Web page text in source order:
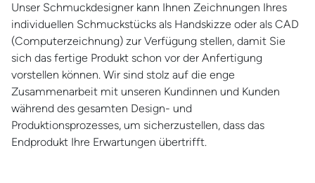
Unser Schmuckdesigner kann Ihnen Zeichnungen Ihres
individuellen Schmuckstücks als Handskizze oder als CAD
(Computerzeichnung) zur Verfügung stellen, damit Sie
sich das fertige Produkt schon vor der Anfertigung
vorstellen können. Wir sind stolz auf die enge
Zusammenarbeit mit unseren Kundinnen und Kunden
während des gesamten Design- und
Produktionsprozesses, um sicherzustellen, dass das
Endprodukt Ihre Erwartungen übertrifft.